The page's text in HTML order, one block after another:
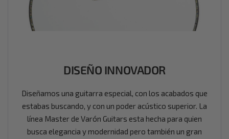
DISEÑO INNOVADOR
Diseñamos una guitarra especial, con los acabados que
estabas buscando, y con un poder acústico superior. La
línea Master de Varón Guitars esta hecha para quien
busca elegancia y modernidad pero también un gran